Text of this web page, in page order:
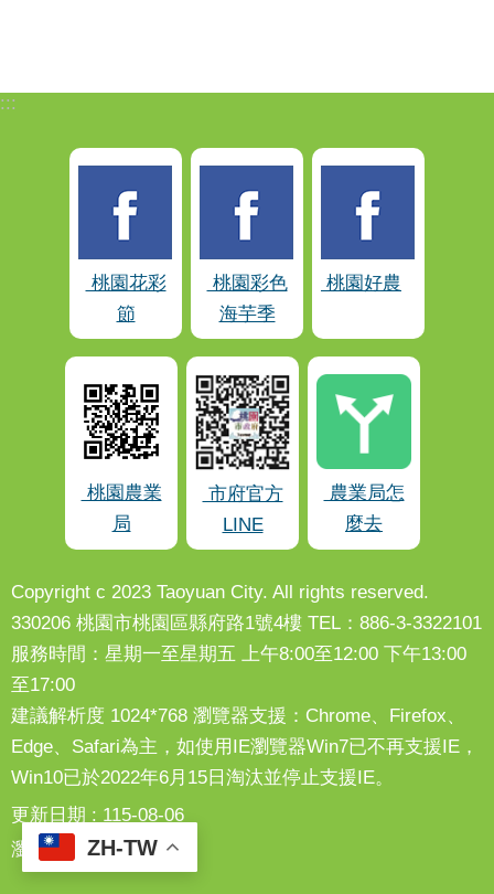
ZH-TW
:::
桃園花彩
節
桃園彩色
海芋季
桃園好農
桃園農業
局
市府官方
LINE
農業局怎
麼去
Copyright c 2023 Taoyuan City. All rights reserved.
330206 桃園市桃園區縣府路1號4樓 TEL：886-3-3322101
服務時間：星期一至星期五 上午8:00至12:00 下午13:00
至17:00
建議解析度 1024*768 瀏覽器支援：Chrome、Firefox、
Edge、Safari為主，如使用IE瀏覽器Win7已不再支援IE，
Win10已於2022年6月15日淘汰並停止支援IE。
更新日期
115-08-06
瀏覽人次
123